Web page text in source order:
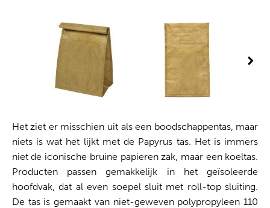
Het ziet er misschien uit als een boodschappentas, maar
niets is wat het lijkt met de Papyrus tas. Het is immers
niet de iconische bruine papieren zak, maar een koeltas.
Producten passen gemakkelijk in het geïsoleerde
hoofdvak, dat al even soepel sluit met roll-top sluiting.
De tas is gemaakt van niet-geweven polypropyleen 110